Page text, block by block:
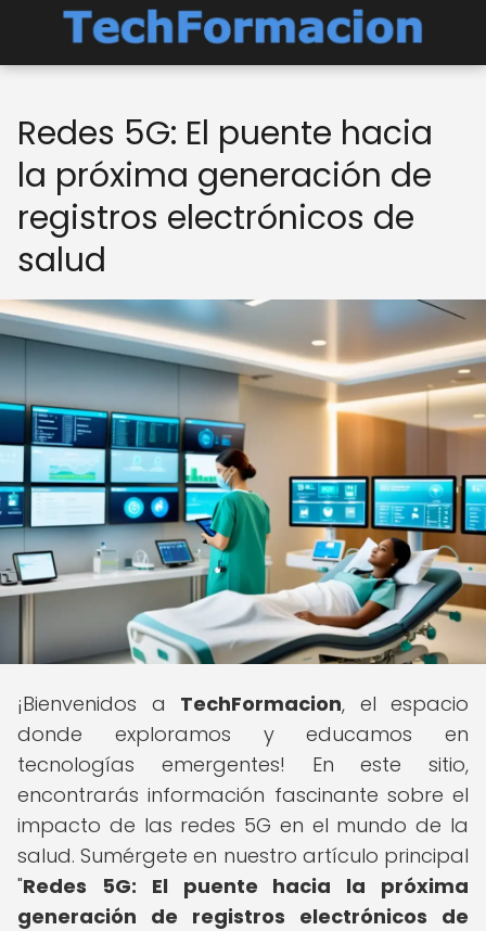
Redes 5G: El puente hacia
la próxima generación de
registros electrónicos de
salud
¡Bienvenidos a TechFormacion, el espacio
donde exploramos y educamos en
tecnologías emergentes! En este sitio,
encontrarás información fascinante sobre el
impacto de las redes 5G en el mundo de la
salud. Sumérgete en nuestro artículo principal
"Redes 5G: El puente hacia la próxima
generación de registros electrónicos de